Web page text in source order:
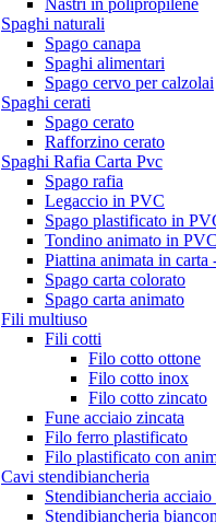
Nastri in polipropilene
Spaghi naturali
Spago canapa
Spaghi alimentari
Spago cervo per calzolai
Spaghi cerati
Spago cerato
Rafforzino cerato
Spaghi Rafia Carta Pvc
Spago rafia
Legaccio in PVC
Spago plastificato in
Tondino animato in PVC
Piattina animata in carta
Spago carta colorato
Spago carta animato
Fili multiuso
Fili cotti
Filo cotto ottone
Filo cotto inox
Filo cotto zincato
Fune acciaio zincata
Filo ferro plastificato
Filo plastificato con
Cavi stendibiancheria
Stendibiancheria
Stendibiancheria